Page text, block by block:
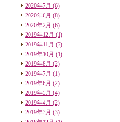
2020年7月 (6)
2020年6月 (8)
2020年2月 (6)
2019年12月 (1)
2019年11月 (2)
2019年10月 (1)
2019年8月 (2)
2019年7月 (1)
2019年6月 (2)
2019年5月 (4)
2019年4月 (2)
2019年3月 (3)